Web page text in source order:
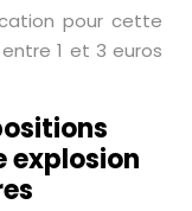
pour cette
1 et 3 euros
explosion